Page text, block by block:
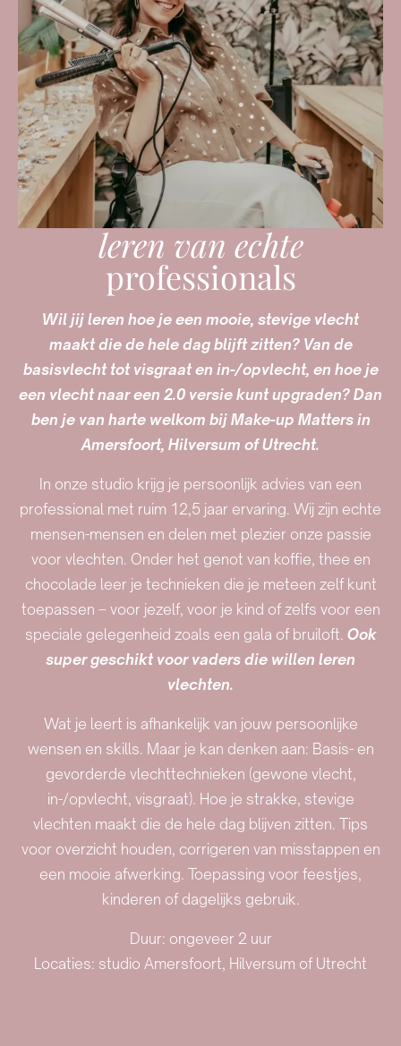
leren van echte
professionals
Wil jij leren hoe je een mooie, stevige vlecht
maakt die de hele dag blijft zitten? Van de
basisvlecht tot visgraat en in-/opvlecht, en hoe je
een vlecht naar een 2.0 versie kunt upgraden? Dan
ben je van harte welkom bij Make-up Matters in
Amersfoort, Hilversum of Utrecht.
In onze studio krijg je persoonlijk advies van een
professional met ruim 12,5 jaar ervaring. Wij zijn echte
mensen-mensen en delen met plezier onze passie
voor vlechten. Onder het genot van koffie, thee en
chocolade leer je technieken die je meteen zelf kunt
toepassen – voor jezelf, voor je kind of zelfs voor een
speciale gelegenheid zoals een gala of bruiloft. Ook
super geschikt voor vaders die willen leren
vlechten.
Wat je leert is afhankelijk van jouw persoonlijke
wensen en skills. Maar je kan denken aan: Basis- en
gevorderde vlechttechnieken (gewone vlecht,
in-/opvlecht, visgraat). Hoe je strakke, stevige
vlechten maakt die de hele dag blijven zitten. Tips
voor overzicht houden, corrigeren van misstappen en
een mooie afwerking. Toepassing voor feestjes,
kinderen of dagelijks gebruik.
Duur: ongeveer 2 uur
Locaties: studio Amersfoort, Hilversum of Utrecht